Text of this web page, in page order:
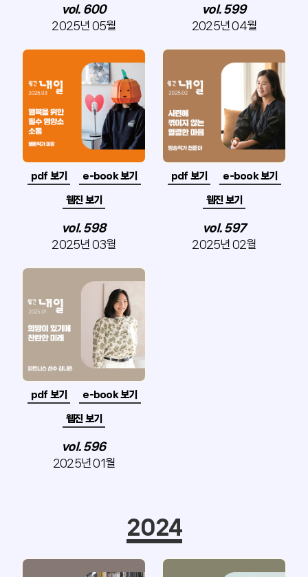
vol. 600
2025년 05월
vol. 599
2025년 04월
pdf 보기 e-book 보기
웹진 보기
vol. 598
2025년 03월
pdf 보기 e-book 보기
웹진 보기
vol. 597
2025년 02월
pdf 보기 e-book 보기
웹진 보기
vol. 596
2025년 01월
2024